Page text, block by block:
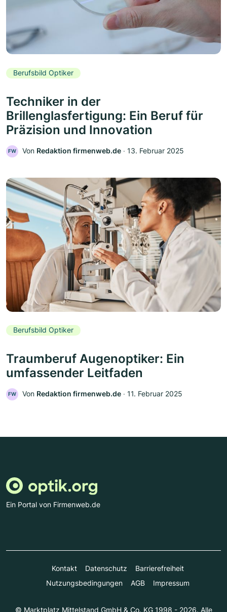
Berufsbild Optiker
Techniker in der
Brillenglasfertigung: Ein Beruf für
Präzision und Innovation
FW Von Redaktion firmenweb.de ‧ 13. Februar 2025
Berufsbild Optiker
Traumberuf Augenoptiker: Ein
umfassender Leitfaden
FW Von Redaktion firmenweb.de ‧ 11. Februar 2025
Ein Portal von Firmenweb.de
Kontakt Datenschutz
Barrierefreiheit
Nutzungsbedingungen
AGB Impressum
© Marktplatz Mittelstand GmbH & Co. KG 1998 - 2026. Alle